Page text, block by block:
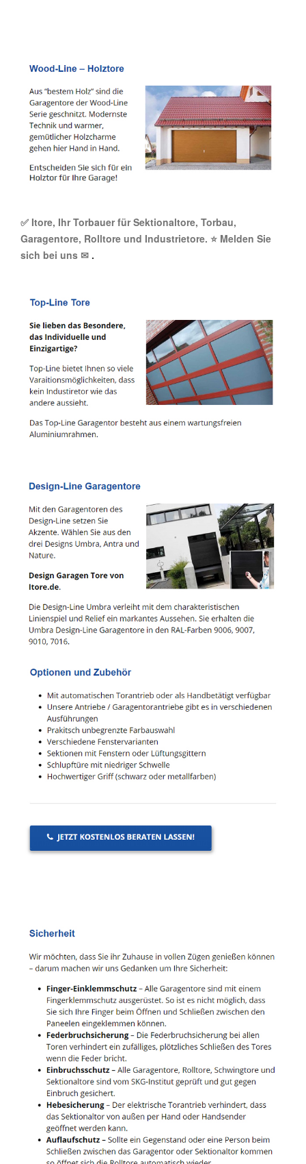
✅ Itore, Ihr Torbauer für Sektionaltore, Torbau,
Garagentore, Rolltore und Industrietore. ⭐ Melden Sie
sich bei uns ✉ .